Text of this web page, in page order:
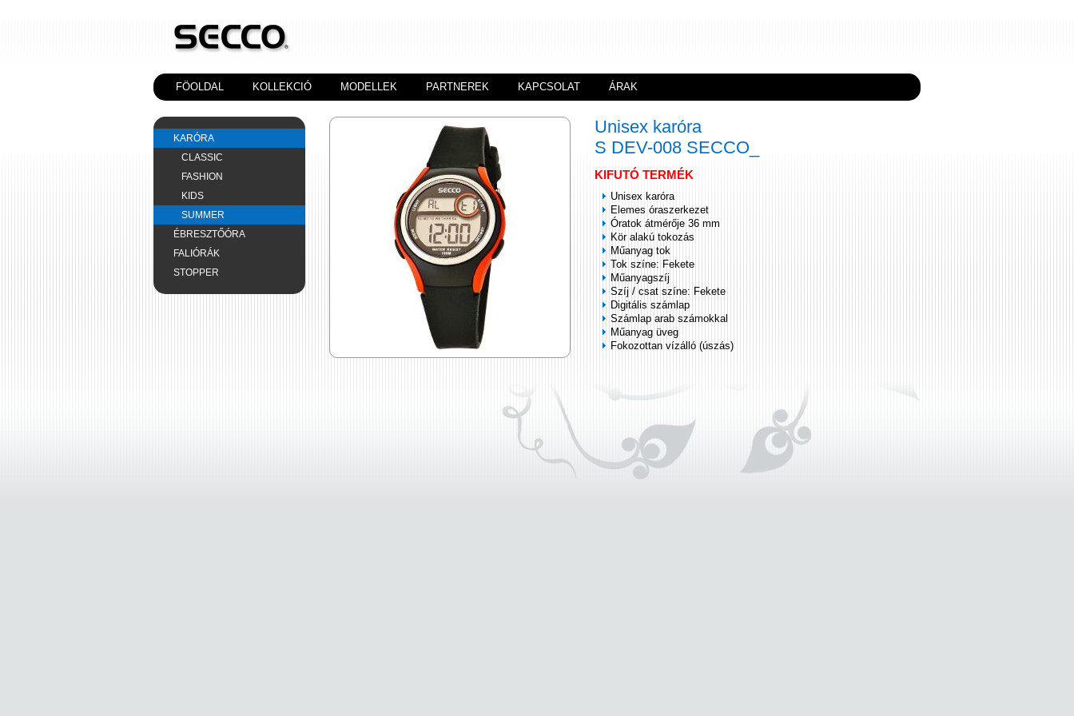
FÖOLDAL KOLLEKCIÓ MODELLEK PARTNEREK KAPCSOLAT ÁRAK
KARÓRA
CLASSIC
FASHION
KIDS
SUMMER
ÉBRESZTŐÓRA
FALIÓRÁK
STOPPER
Unisex karóra
S DEV-008 SECCO_
KIFUTÓ TERMÉK
Unisex karóra
Elemes óraszerkezet
Óratok átmérője 36 mm
Kör alakú tokozás
Műanyag tok
Tok színe: Fekete
Műanyagszíj
Szíj / csat színe: Fekete
Digitális számlap
Számlap arab számokkal
Műanyag üveg
Fokozottan vízálló (úszás)